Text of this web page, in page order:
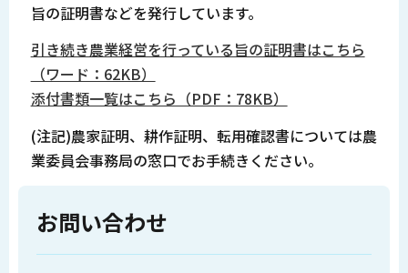
旨の証明書などを発行しています。
引き続き農業経営を行っている旨の証明書はこちら
（ワード：62KB）
添付書類一覧はこちら（PDF：78KB）
(注記)農家証明、耕作証明、転用確認書については農
業委員会事務局の窓口でお手続きください。
お問い合わせ